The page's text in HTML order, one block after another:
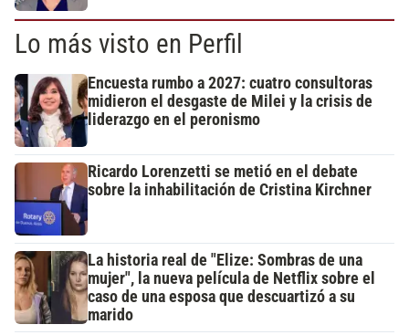
Lo más visto en Perfil
Encuesta rumbo a 2027: cuatro consultoras
midieron el desgaste de Milei y la crisis de
liderazgo en el peronismo
Ricardo Lorenzetti se metió en el debate
sobre la inhabilitación de Cristina Kirchner
La historia real de "Elize: Sombras de una
mujer", la nueva película de Netflix sobre el
caso de una esposa que descuartizó a su
marido